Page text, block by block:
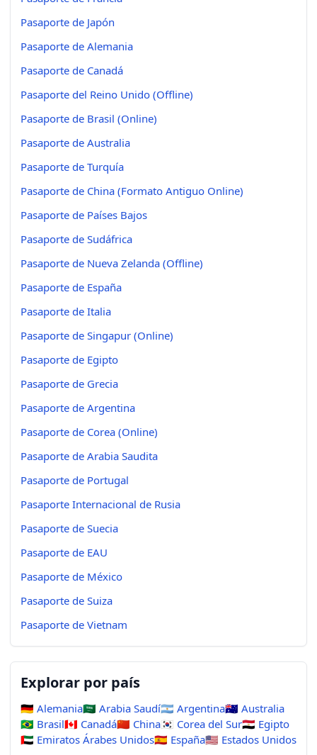
Pasaporte de Japón
Pasaporte de Alemania
Pasaporte de Canadá
Pasaporte del Reino Unido (Offline)
Pasaporte de Brasil (Online)
Pasaporte de Australia
Pasaporte de Turquía
Pasaporte de China (Formato Antiguo Online)
Pasaporte de Países Bajos
Pasaporte de Sudáfrica
Pasaporte de Nueva Zelanda (Offline)
Pasaporte de España
Pasaporte de Italia
Pasaporte de Singapur (Online)
Pasaporte de Egipto
Pasaporte de Grecia
Pasaporte de Argentina
Pasaporte de Corea (Online)
Pasaporte de Arabia Saudita
Pasaporte de Portugal
Pasaporte Internacional de Rusia
Pasaporte de Suecia
Pasaporte de EAU
Pasaporte de México
Pasaporte de Suiza
Pasaporte de Vietnam
Explorar por país
🇩🇪 Alemania🇸🇦 Arabia Saudí🇦🇷 Argentina🇦🇺 Australia
🇧🇷 Brasil🇨🇦 Canadá🇨🇳 China🇰🇷 Corea del Sur🇪🇬 Egipto
🇦🇪 Emiratos Árabes Unidos🇪🇸 España🇺🇸 Estados Unidos